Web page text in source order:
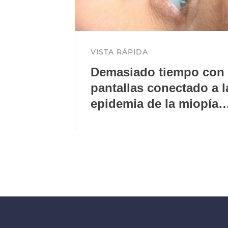
VISTA RÁPIDA
Demasiado tiempo con
pantallas conectado a
epidemia de la miopía